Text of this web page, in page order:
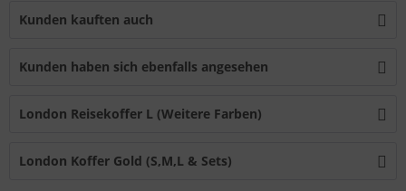
Kunden kauften auch
Kunden haben sich ebenfalls angesehen
London Reisekoffer L (Weitere Farben)
London Koffer Gold (S,M,L & Sets)